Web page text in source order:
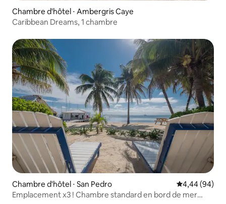
Chambre d'hôtel ⋅ Ambergris Caye
Caribbean Dreams, 1 chambre
Chambre d'hôtel ⋅ San Pedro Évaluation
4,44 (94)
Emplacement x3 ! Chambre standard en bord de mer